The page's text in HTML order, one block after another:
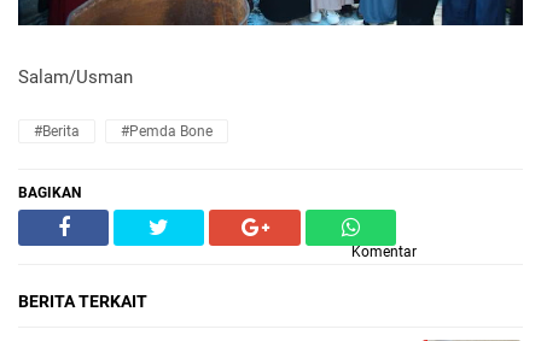
Salam/Usman
#Berita #Pemda Bone
BAGIKAN
Komentar
BERITA TERKAIT